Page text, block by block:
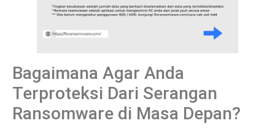
Bagaimana Agar Anda
Terproteksi Dari Serangan
Ransomware di Masa Depan?